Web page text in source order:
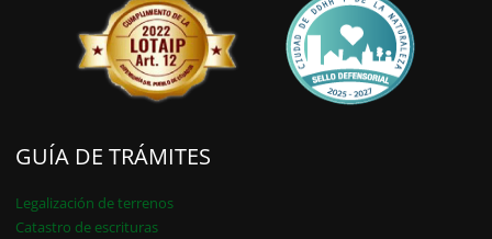
GUÍA DE TRÁMITES
Legalización de terrenos
Catastro de escrituras